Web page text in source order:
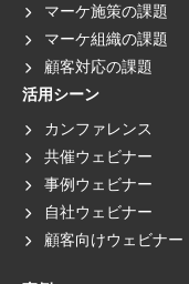
マーケ施策の課題
マーケ組織の課題
顧客対応の課題
活用シーン
カンファレンス
共催ウェビナー
事例ウェビナー
自社ウェビナー
顧客向けウェビナー